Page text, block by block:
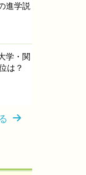
進学説
学・関
は？